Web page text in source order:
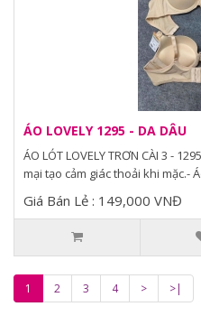
ÁO LOVELY 1295 - DA DÂU
ÁO LÓT LOVELY TRƠN CÀI 3 -
mại tạo cảm giác thoải khi mặc.-
Giá Bán Lẻ : 149,000 VNĐ
1 2 3 4 >
>|